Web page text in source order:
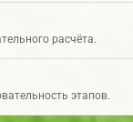
расчёта.
этапов.